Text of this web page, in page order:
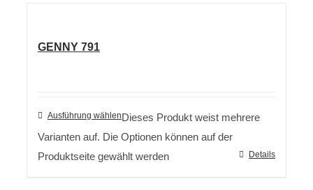
GENNY 791
Ausführung wählenDieses Produkt weist mehrere
Varianten auf. Die Optionen können auf der
Produktseite gewählt werden
Details